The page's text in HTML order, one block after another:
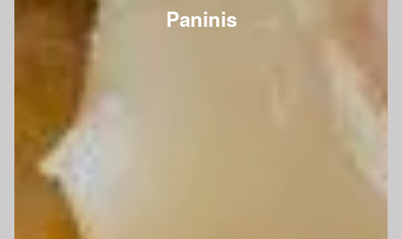
Paninis